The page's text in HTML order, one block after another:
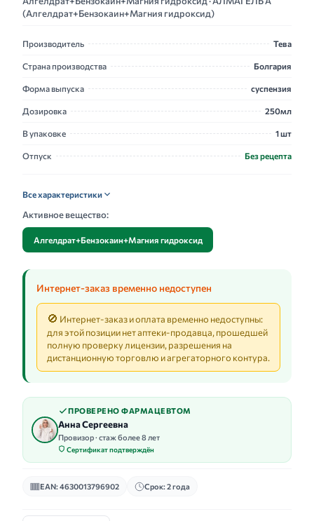
(Алгелдрат+Бензокаин+Магния гидроксид)
Производитель Тева
Страна производства Болгария
Форма выпуска суспензия
Дозировка 250мл
В упаковке 1 шт
Отпуск Без рецепта
Все характеристики
Активное вещество:
Алгелдрат+Бензокаин+Магния гидроксид
Интернет-заказ временно недоступен
🚫 Интернет-заказ и оплата временно недоступны:
для этой позиции нет аптеки-продавца, прошедшей
полную проверку лицензии, разрешения на
дистанционную торговлю и агрегаторного контура.
ПРОВЕРЕНО ФАРМАЦЕВТОМ
Анна Сергеевна
Провизор · стаж более 8 лет
Сертификат подтверждён
EAN: 4630013796902 Срок: 2 года